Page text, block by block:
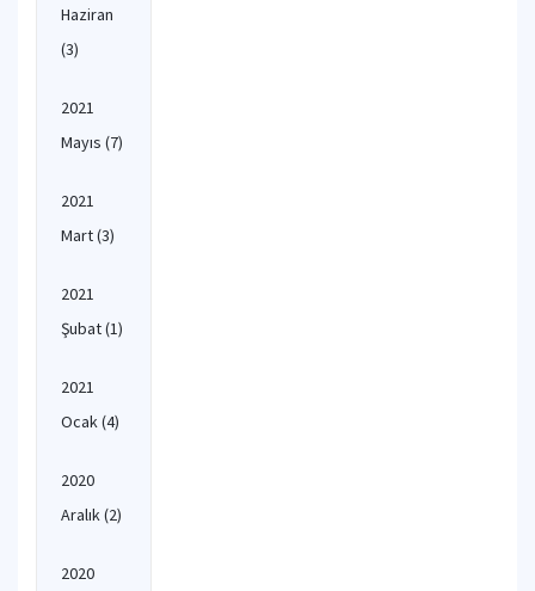
Haziran
(3)
2021
Mayıs (7)
2021
Mart(3)
2021
Şubat(1)
2021
Ocak(4)
2020
Aralık(2)
2020